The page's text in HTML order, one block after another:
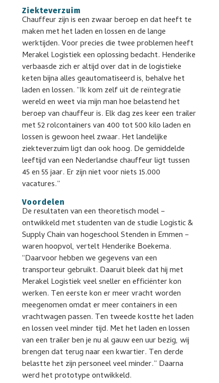
Ziekteverzuim
Chauffeur zijn is een zwaar beroep en dat heeft te
maken met het laden en lossen en de lange
werktijden. Voor precies die twee problemen heeft
Merakel Logistiek een oplossing bedacht. Henderike
verbaasde zich er altijd over dat in de logistieke
keten bijna alles geautomatiseerd is, behalve het
laden en lossen. “Ik kom zelf uit de reïntegratie
wereld en weet via mijn man hoe belastend het
beroep van chauffeur is. Elk dag zes keer een trailer
met 52 rolcontainers van 400 tot 500 kilo laden en
lossen is gewoon heel zwaar. Het landelijke
ziekteverzuim ligt dan ook hoog. De gemiddelde
leeftijd van een Nederlandse chauffeur ligt tussen
45 en 55 jaar. Er zijn niet voor niets 15.000
vacatures.”
Voordelen
De resultaten van een theoretisch model –
ontwikkeld met studenten van de studie Logistic &
Supply Chain van hogeschool Stenden in Emmen –
waren hoopvol, vertelt Henderike Boekema.
“Daarvoor hebben we gegevens van een
transporteur gebruikt. Daaruit bleek dat hij met
Merakel Logistiek veel sneller en efficiënter kon
werken. Ten eerste kon er meer vracht worden
meegenomen omdat er meer containers in een
vrachtwagen passen. Ten tweede kostte het laden
en lossen veel minder tijd. Met het laden en lossen
van een trailer ben je nu al gauw een uur bezig, wij
brengen dat terug naar een kwartier. Ten derde
belastte het zijn personeel veel minder.” Daarna
werd het prototype ontwikkeld.